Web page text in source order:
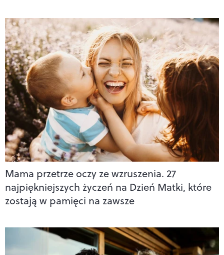
Mama przetrze oczy ze wzruszenia. 27
najpiękniejszych życzeń na Dzień Matki, które
zostają w pamięci na zawsze